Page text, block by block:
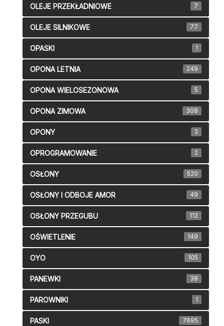
OLEJE PRZEKŁADNIOWE 7
OLEJE SILNIKOWE 77
OPASKI 1
OPONA LETNIA 249
OPONA WIELOSEZONOWA 5
OPONA ZIMOWA 308
OPONY 2
OPROGRAMOWANIE 2
OSŁONY 520
OSŁONY I ODBOJE AMOR 49
OSŁONY PRZEGUBU 112
OŚWIETLENIE 149
OYO 105
PANEWKI 38
PAROWNIKI 1
PASKI 7695